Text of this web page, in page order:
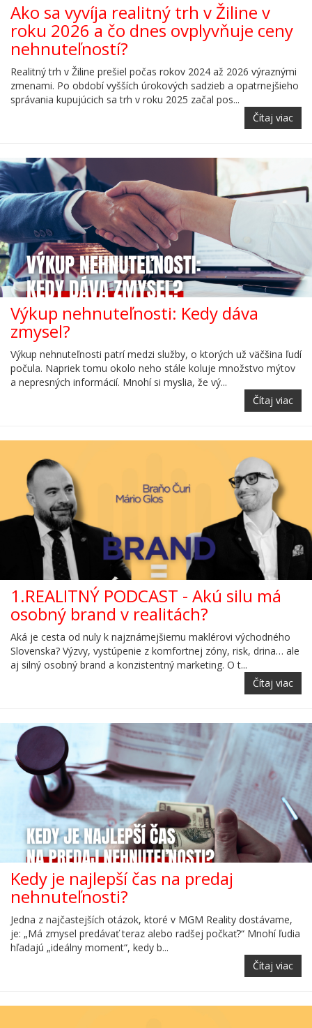
Ako sa vyvíja realitný trh v Žiline v
roku 2026 a čo dnes ovplyvňuje ceny
nehnuteľností?
Realitný trh v Žiline prešiel počas rokov 2024 až 2026 výraznými
zmenami. Po období vyšších úrokových sadzieb a opatrnejšieho
správania kupujúcich sa trh v roku 2025 začal pos...
Čítaj viac
Výkup nehnuteľnosti: Kedy dáva
zmysel?
Výkup nehnuteľnosti patrí medzi služby, o ktorých už väčšina ľudí
počula. Napriek tomu okolo neho stále koluje množstvo mýtov
a nepresných informácií. Mnohí si myslia, že vý...
Čítaj viac
1.REALITNÝ PODCAST - Akú silu má
osobný brand v realitách?
Aká je cesta od nuly k najznámejšiemu maklérovi východného
Slovenska? Výzvy, vystúpenie z komfortnej zóny, risk, drina… ale
aj silný osobný brand a konzistentný marketing. O t...
Čítaj viac
Kedy je najlepší čas na predaj
nehnuteľnosti?
Jedna z najčastejších otázok, ktoré v MGM Reality dostávame,
je: „Má zmysel predávať teraz alebo radšej počkať?“ Mnohí ľudia
hľadajú „ideálny moment“, kedy b...
Čítaj viac